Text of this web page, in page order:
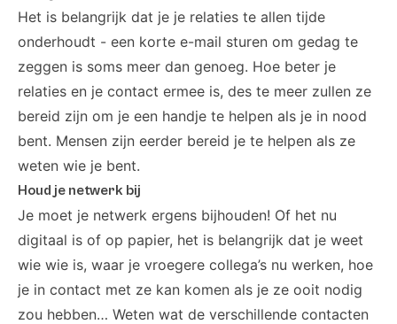
Het is belangrijk dat je je relaties te allen tijde
onderhoudt - een korte e-mail sturen om gedag te
zeggen is soms meer dan genoeg. Hoe beter je
relaties en je contact ermee is, des te meer zullen ze
bereid zijn om je een handje te helpen als je in nood
bent. Mensen zijn eerder bereid je te helpen als ze
weten wie je bent.
Houd je netwerk bij
Je moet je netwerk ergens bijhouden! Of het nu
digitaal is of op papier, het is belangrijk dat je weet
wie wie is, waar je vroegere collega’s nu werken, hoe
je in contact met ze kan komen als je ze ooit nodig
zou hebben… Weten wat de verschillende contacten